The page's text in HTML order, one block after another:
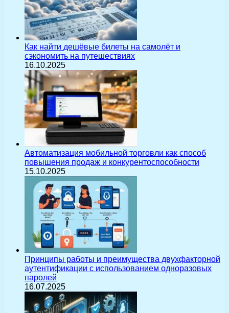
Как найти дешёвые билеты на самолёт и
сэкономить на путешествиях
16.10.2025
Автоматизация мобильной торговли как способ
повышения продаж и конкурентоспособности
15.10.2025
Принципы работы и преимущества двухфакторной
аутентификации с использованием одноразовых
паролей
16.07.2025